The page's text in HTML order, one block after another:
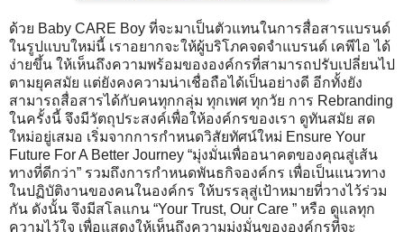
ด้วย Baby CARE Boy ที่จะมาเป็นตัวแทนในการสื่อสารแบรนด์
ในรูปแบบใหม่นี้ เราอยากจะให้ผู้บริโภคจดจำแบรนด์ เคพีไอ ได้
ง่ายขึ้น ให้เห็นถึงความพร้อมขององค์กรที่สามารถปรับเปลี่ยนไป
ตามยุคสมัย แต่ยังคงความน่าเชื่อถือได้เป็นอย่างดี อีกทั้งยัง
สามารถสื่อสารได้กับคนทุกกลุ่ม ทุกเพศ ทุกวัย การ Rebranding
ในครั้งนี้ จึงมีวัตถุประสงค์เพื่อให้องค์กรของเรา ดูทันสมัย สด
ใหม่อยู่เสมอ เริ่มจากการกำหนดวิสัยทัศน์ใหม่ Ensure Your
Future For A Better Journey “มุ่งมั่นเพื่ออนาคตของคุณสู่เส้น
ทางที่ดีกว่า” รวมถึงการกำหนดพันธกิจองค์กร เพื่อเป็นแนวทาง
ในปฏิบัติงานของคนในองค์กร ให้บรรลุสู่เป้าหมายที่วางไว้ร่วม
กัน ดังนั้น จึงมีสโลแกน “Your Trust, Our Care ” หรือ ดูแลทุก
ความไว้ใจ เพื่อแสดงให้เห็นถึงความมุ่งมั่นขององค์กรที่จะ